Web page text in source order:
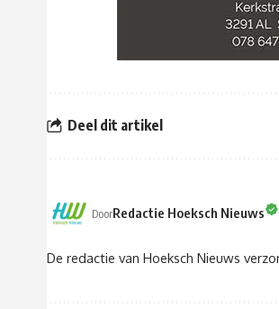
Deel dit artikel
DoorRedactie Hoeksch Nieuws
De redactie van Hoeksch Nieuws